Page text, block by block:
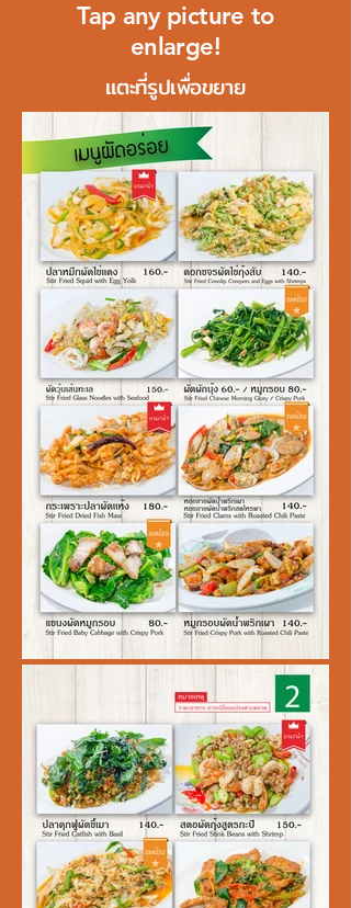
Tap any picture to
enlarge!
แตะที่รูปเพื่อขยาย